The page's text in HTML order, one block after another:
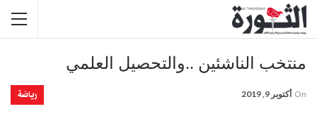
منتخب الناشئين ..والتحصيل العلمي
رياضة On أكتوبر 9, 2019